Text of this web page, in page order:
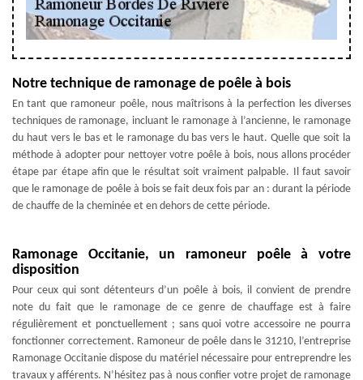
Notre technique de ramonage de poêle à bois
En tant que ramoneur poêle, nous maîtrisons à la perfection les diverses
techniques de ramonage, incluant le ramonage à l’ancienne, le ramonage
du haut vers le bas et le ramonage du bas vers le haut. Quelle que soit la
méthode à adopter pour nettoyer votre poêle à bois, nous allons procéder
étape par étape afin que le résultat soit vraiment palpable. Il faut savoir
que le ramonage de poêle à bois se fait deux fois par an : durant la période
de chauffe de la cheminée et en dehors de cette période.
Ramonage Occitanie, un ramoneur poêle à votre
disposition
Pour ceux qui sont détenteurs d’un poêle à bois, il convient de prendre
note du fait que le ramonage de ce genre de chauffage est à faire
régulièrement et ponctuellement ; sans quoi votre accessoire ne pourra
fonctionner correctement. Ramoneur de poêle dans le 31210, l’entreprise
Ramonage Occitanie dispose du matériel nécessaire pour entreprendre les
travaux y afférents. N’hésitez pas à nous confier votre projet de ramonage